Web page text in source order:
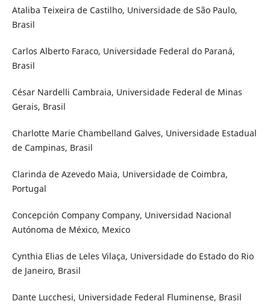
Ataliba Teixeira de Castilho, Universidade de São Paulo,
Brasil
Carlos Alberto Faraco, Universidade Federal do Paraná,
Brasil
César Nardelli Cambraia, Universidade Federal de Minas
Gerais, Brasil
Charlotte Marie Chambelland Galves, Universidade Estadual
de Campinas, Brasil
Clarinda de Azevedo Maia, Universidade de Coimbra,
Portugal
Concepción Company Company, Universidad Nacional
Autónoma de México, Mexico
Cynthia Elias de Leles Vilaça, Universidade do Estado do Rio
de Janeiro, Brasil
Dante Lucchesi, Universidade Federal Fluminense, Brasil